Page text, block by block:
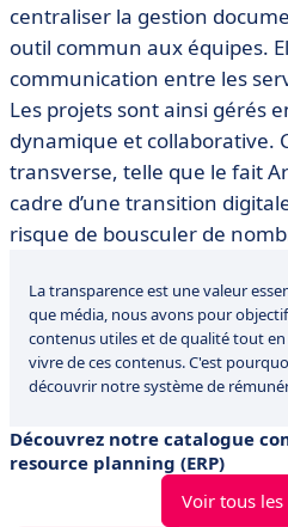
centraliser la gestion
outil commun aux équipes.
communication entre les
Les projets sont ainsi gérés
dynamique et collaborative.
transverse, telle que le fait
cadre d’une transition
risque de bousculer de
La transparence est une valeur
que média, nous avons pour
contenus utiles et de qualité tout
vivre de ces contenus. C'est
découvrir notre système de
Découvrez notre catalogue
resource planning (ERP)
Voir tous